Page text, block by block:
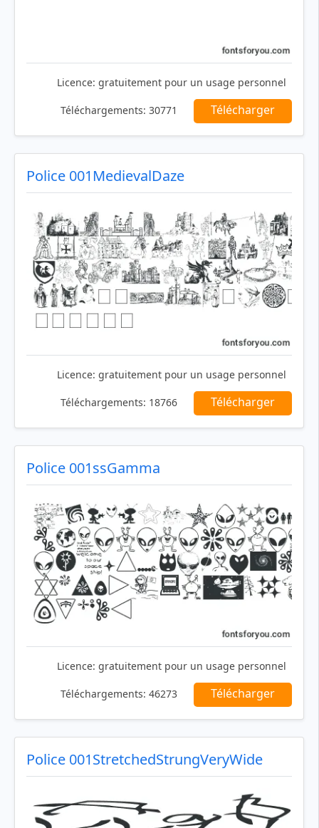
Licence: gratuitement pour un usage personnel
Téléchargements: 30771 Télécharger
Police 001MedievalDaze
Licence: gratuitement pour un usage personnel
Téléchargements: 18766 Télécharger
Police 001ssGamma
Licence: gratuitement pour un usage personnel
Téléchargements: 46273 Télécharger
Police 001StretchedStrungVeryWide